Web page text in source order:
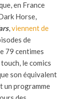
en France
Horse,
,viennent de
de
79 centimes
le comics
son équivalent
un programme